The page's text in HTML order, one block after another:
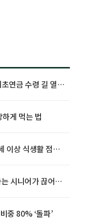
연금 수령 길 열린
게 먹는 법
이상 식생활 점수
시니어가 끊어야
중 80% ‘돌파’